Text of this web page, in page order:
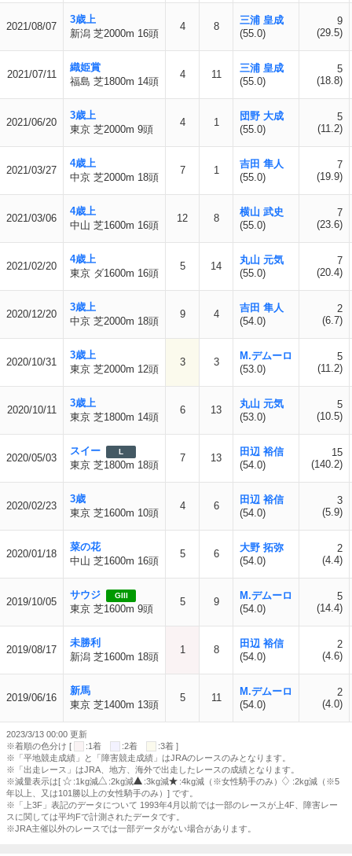
2021/08/07
3歳上
新潟 芝2000m 16頭
4 8
三浦 皇成
(55.0)
9
(29.5)
2021/07/11
織姫賞
福島 芝1800m 14頭
4 11
三浦 皇成
(55.0)
5
(18.8)
2021/06/20
3歳上
東京 芝2000m 9頭
4 1
団野 大成
(55.0)
5
(11.2)
2021/03/27
4歳上
中京 芝2000m 18頭
7 1
吉田 隼人
(55.0)
7
(19.9)
2021/03/06
4歳上
中山 芝1600m 16頭
12 8
横山 武史
(55.0)
7
(23.6)
2021/02/20
4歳上
東京 ダ1600m 16頭
5 14
丸山 元気
(55.0)
7
(20.4)
2020/12/20
3歳上
中京 芝2000m 18頭
9 4
吉田 隼人
(54.0)
2
(6.7)
2020/10/31
3歳上
東京 芝2000m 12頭
3 3
M.デムーロ
(53.0)
5
(11.2)
2020/10/11
3歳上
東京 芝1800m 14頭
6 13
丸山 元気
(53.0)
5
(10.5)
2020/05/03
スイー L
東京 芝1800m 18頭
7 13
田辺 裕信
(54.0)
15
(140.2)
2020/02/23
3歳
東京 芝1600m 10頭
4 6
田辺 裕信
(54.0)
3
(5.9)
2020/01/18
菜の花
中山 芝1600m 16頭
5 6
大野 拓弥
(54.0)
2
(4.4)
2019/10/05
サウジ GIII
東京 芝1600m 9頭
5 9
M.デムーロ
(54.0)
5
(14.4)
2019/08/17
未勝利
新潟 芝1600m 18頭
1 8
田辺 裕信
(54.0)
2
(4.6)
2019/06/16
新馬
東京 芝1400m 13頭
5 11
M.デムーロ
(54.0)
2
(4.0)
2023/3/13 00:00 更新
※着順の色分け [
:1着 :2着
:3着 ]
※「平地競走成績」と「障害競走成績」はJRAのレースのみとなります。
※「出走レース」はJRA、地方、海外で出走したレースの成績となります。
※減量表示は[
:1kg減 :2kg減 :3kg減 :4kg減（※女性騎手のみ）
:2kg減（※5
年以上、又は101勝以上の女性騎手のみ）] です。
※「上3F」表記のデータについて 1993年4月以前では一部のレースが上4F、障害レー
スに関しては平均Fで計測されたデータです。
※JRA主催以外のレースでは一部データがない場合があります。